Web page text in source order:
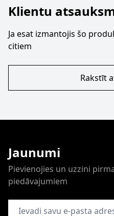
Klientu
Ja esat izmantojis šo
citiem
Rakstīt
Jaunumi
Pievienojies un uzzini
piedāvajumiem
E-pasta adrese